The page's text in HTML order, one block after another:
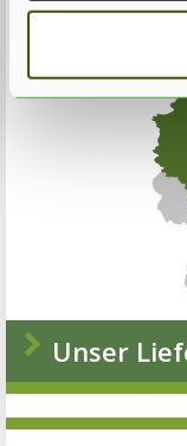
Unser